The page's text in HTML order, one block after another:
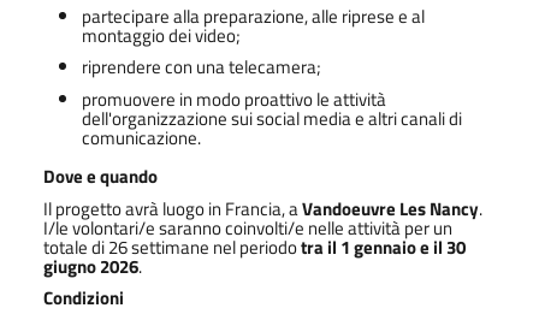
partecipare alla preparazione, alle riprese e al
montaggio dei video;
riprendere con una telecamera;
promuovere in modo proattivo le attività
dell'organizzazione sui social media e altri canali di
comunicazione.
Dove e quando
Il progetto avrà luogo in Francia, aVandoeuvre Les Nancy.
I/le volontari/e saranno coinvolti/e nelle attività per un
totale di 26 settimane nel periodotra il 1 gennaio e il 30
giugno 2026.
Condizioni